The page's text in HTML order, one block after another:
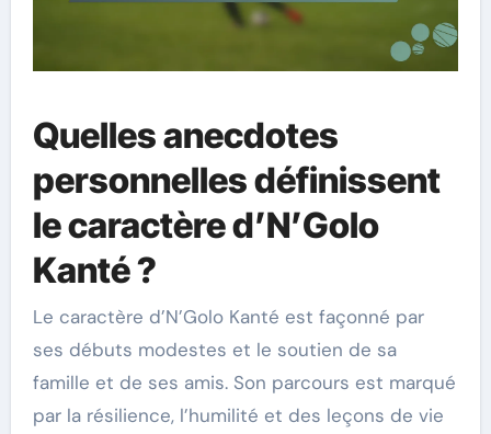
Quelles anecdotes
personnelles définissent
le caractère d’N’Golo
Kanté ?
Le caractère d’N’Golo Kanté est façonné par
ses débuts modestes et le soutien de sa
famille et de ses amis. Son parcours est marqué
par la résilience, l’humilité et des leçons de vie